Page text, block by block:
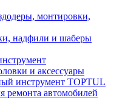
монтировки,
надфили и шаберы
и аксессуары
инструмент TOPTUL
ремонта автомобилей